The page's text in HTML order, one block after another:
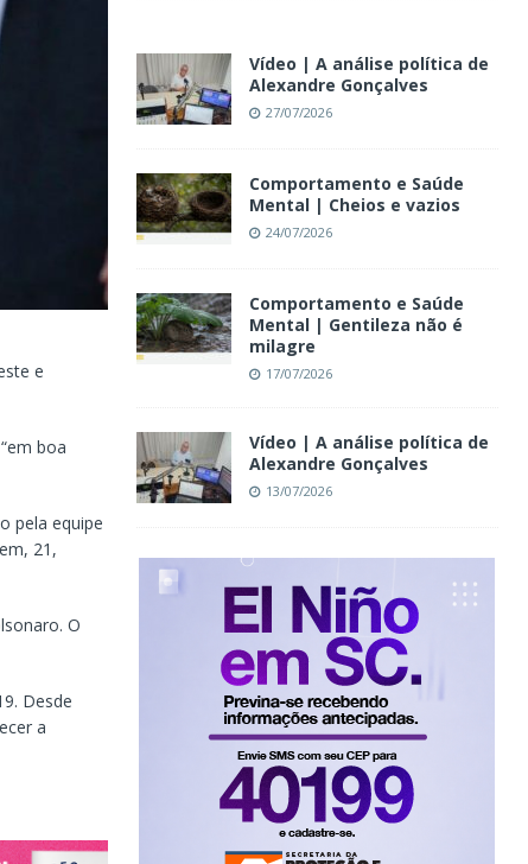
e
boa
pela equipe
21,
O
Desde
a
Vídeo | A análise política de
Alexandre Gonçalves
27/07/2026
Comportamento e Saúde
Mental | Cheios e vazios
24/07/2026
Comportamento e Saúde
Mental | Gentileza não é
milagre
17/07/2026
Vídeo | A análise política de
Alexandre Gonçalves
13/07/2026